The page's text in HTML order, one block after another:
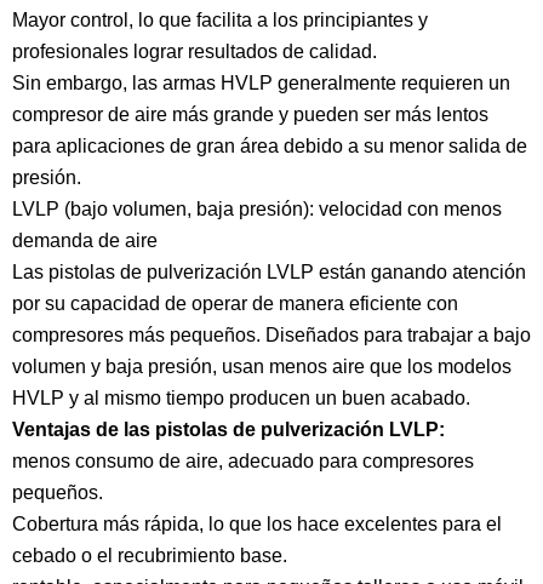
Mayor control, lo que facilita a los principiantes y
profesionales lograr resultados de calidad.
Sin embargo, las armas HVLP generalmente requieren un
compresor de aire más grande y pueden ser más lentos
para aplicaciones de gran área debido a su menor salida de
presión.
LVLP (bajo volumen, baja presión): velocidad con menos
demanda de aire
Las pistolas de pulverización LVLP están ganando atención
por su capacidad de operar de manera eficiente con
compresores más pequeños. Diseñados para trabajar a bajo
volumen y baja presión, usan menos aire que los modelos
HVLP y al mismo tiempo producen un buen acabado.
Ventajas de las pistolas de pulverización LVLP:
menos consumo de aire, adecuado para compresores
pequeños.
Cobertura más rápida, lo que los hace excelentes para el
cebado o el recubrimiento base.